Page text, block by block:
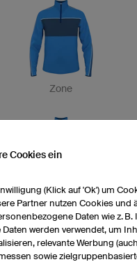
Zone
Drop
Cookies ein
(Klick auf 'Ok') um
Partner nutzen Cookies und
Daten wie z.
Daten werden verwendet, um
relevante Werbung
sowie